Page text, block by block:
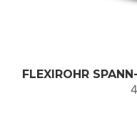
FLEXIROHR